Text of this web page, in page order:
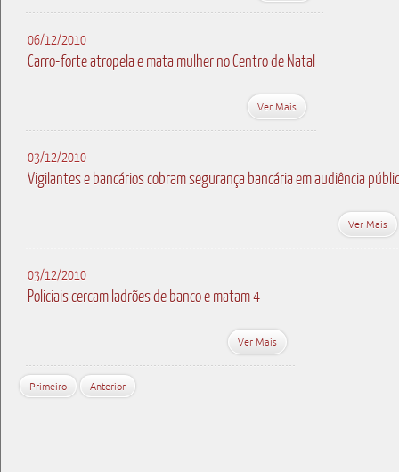
06/12/2010
Carro-forte atropela e mata mulher no Centro de Natal
Ver Mais
03/12/2010
Vigilantes e bancários cobram segurança bancária em audiência
Ver Mais
03/12/2010
Policiais cercam ladrões de banco e matam 4
Ver Mais
Primeiro Anterior